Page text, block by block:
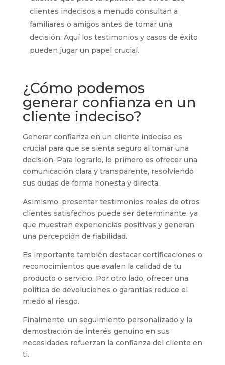
clientes indecisos a menudo consultan a
familiares o amigos antes de tomar una
decisión. Aquí los testimonios y casos de éxito
pueden jugar un papel crucial.
¿Cómo podemos
generar confianza en un
cliente indeciso?
Generar confianza en un cliente indeciso es
crucial para que se sienta seguro al tomar una
decisión. Para lograrlo, lo primero es ofrecer una
comunicación clara y transparente, resolviendo
sus dudas de forma honesta y directa.
Asimismo, presentar testimonios reales de otros
clientes satisfechos puede ser determinante, ya
que muestran experiencias positivas y generan
una percepción de fiabilidad.
Es importante también destacar certificaciones o
reconocimientos que avalen la calidad de tu
producto o servicio. Por otro lado, ofrecer una
política de devoluciones o garantías reduce el
miedo al riesgo.
Finalmente, un seguimiento personalizado y la
demostración de interés genuino en sus
necesidades refuerzan la confianza del cliente en
ti.